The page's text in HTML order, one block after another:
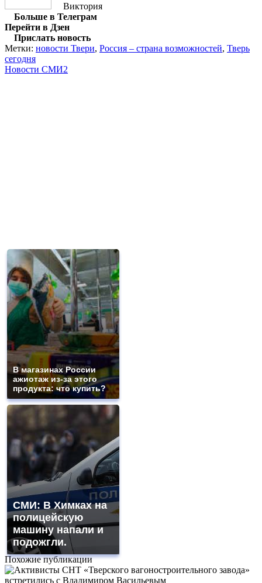
Виктория
Больше в Телеграм
Перейти в Дзен
Прислать новость
Метки: новости Твери, Россия – страна возможностей, Тверь
сегодня
Новости СМИ2
В магазинах России
ажиотаж из-за этого
продукта: что купить?
СМИ: В Химках на
полицейскую
машину напали и
подожгли.
Похожие публикации